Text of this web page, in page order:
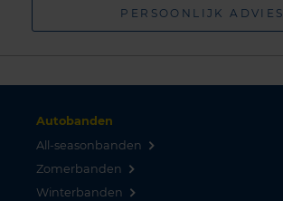
PERSOONLIJK ADVIES
Autobanden
All-seasonbanden
Zomerbanden
Winterbanden